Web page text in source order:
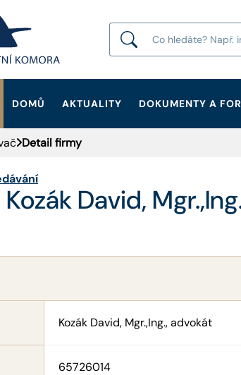
DOMŮ AKTUALITY DOKUMENTY A
Detail firmy
David,
Kozák David, Mgr.,Ing., advokát
65726014